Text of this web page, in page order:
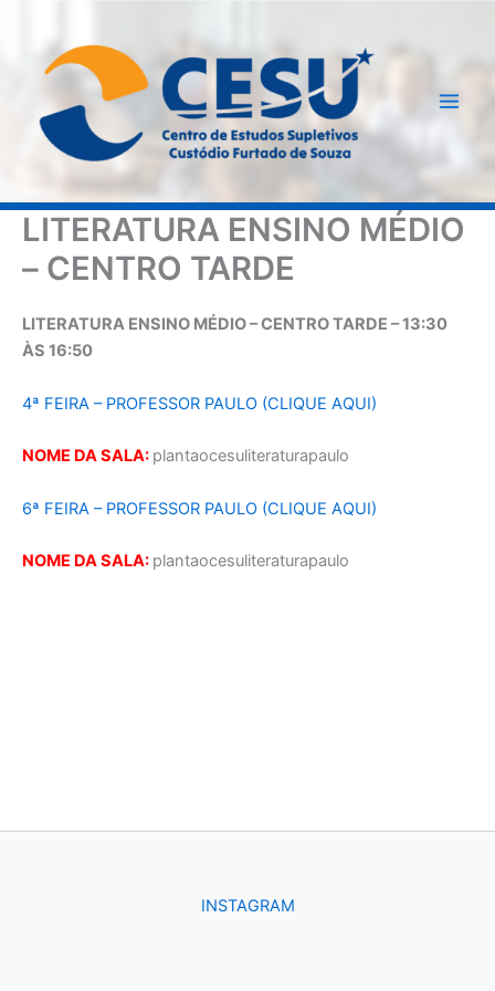
LITERATURA ENSINO MÉDIO
– CENTRO TARDE
LITERATURA ENSINO MÉDIO – CENTRO TARDE – 13:30
ÀS 16:50
4ª FEIRA – PROFESSOR PAULO (CLIQUE AQUI)
NOME DA SALA: plantaocesuliteraturapaulo
6ª FEIRA – PROFESSOR PAULO (CLIQUE AQUI)
NOME DA SALA: plantaocesuliteraturapaulo
INSTAGRAM